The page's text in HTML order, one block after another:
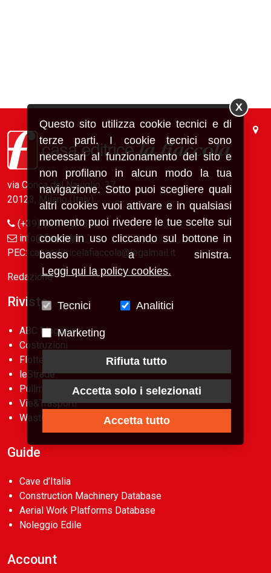
via Conca del Naviglio, 37
20123, Milano (Italy)
(+39) 02 89421350
info@fiaccola.it
PEC: casaeditricelafiaccola@legalmail.it
Redazione
Riviste
ABC Magazine
Costruzioni
Flotte&Finanza
leStrade
Pullman
Vie&Trasporti
Waste
Guide
Cave d’Italia
Construction Machinery Database
Aerial Work Platforms Database
Noleggio Edile
Account
Questo sito utilizza cookie tecnici e di
terze parti. I cookie tecnici sono
necessari al funzionamento del sito e
non profilano in alcun modo la tua
navigazione. Sotto puoi scegliere quali
altri cookies vuoi attivare e in qualsiasi
momento puoi rivedere le tue scelte sui
cookie in uso cliccando sul bottone in
basso a sinistra.
Leggi qui la policy cookies.
Tecnici Analitici
Marketing
Rifiuta tutto
Accetta solo i selezionati
Accetta tutto
X